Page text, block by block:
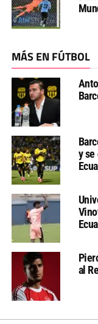
MÁS EN FÚTBOL
y se
al